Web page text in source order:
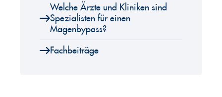
Welche Ärzte und Kliniken sind
Spezialisten für einen
Magenbypass?
Fachbeiträge